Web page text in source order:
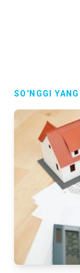
SO'NGGI